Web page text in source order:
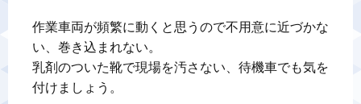
作業車両が頻繁に動くと思うので不用意に近づかな
い、巻き込まれない。
乳剤のついた靴で現場を汚さない、待機車でも気を
付けましょう。